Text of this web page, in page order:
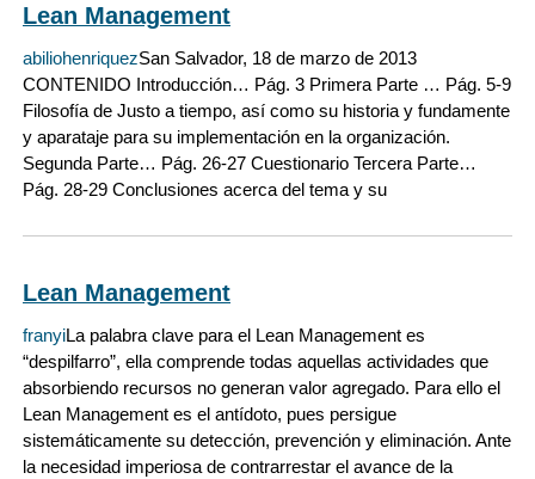
Lean Management
abiliohenriquezSan Salvador, 18 de marzo de 2013
CONTENIDO Introducción… Pág. 3 Primera Parte … Pág. 5-9
Filosofía de Justo a tiempo, así como su historia y fundamente
y aparataje para su implementación en la organización.
Segunda Parte… Pág. 26-27 Cuestionario Tercera Parte…
Pág. 28-29 Conclusiones acerca del tema y su
Lean Management
franyiLa palabra clave para el Lean Management es
“despilfarro”, ella comprende todas aquellas actividades que
absorbiendo recursos no generan valor agregado. Para ello el
Lean Management es el antídoto, pues persigue
sistemáticamente su detección, prevención y eliminación. Ante
la necesidad imperiosa de contrarrestar el avance de la